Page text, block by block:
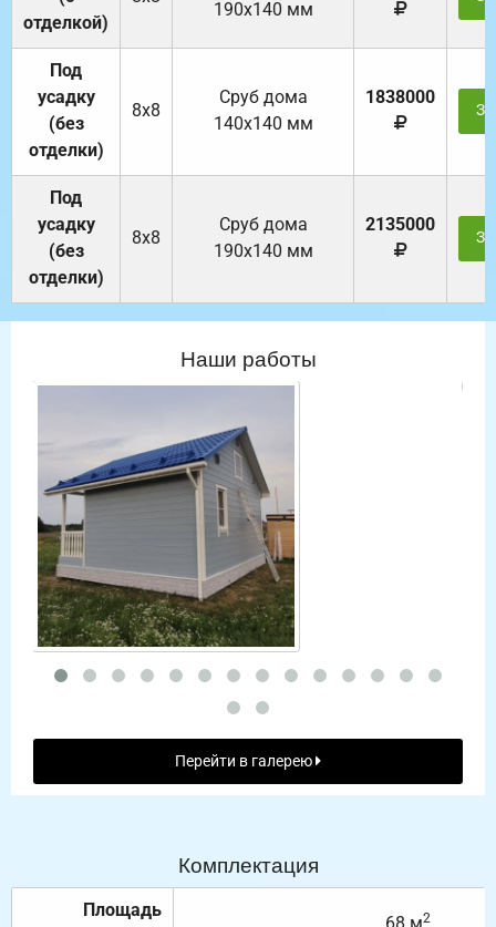
отделкой)
190х140 мм
Под
усадку
(без
отделки)
8х8
Cруб дома
140х140 мм
1838000
Под
усадку
(без
отделки)
8х8
Cруб дома
190х140 мм
2135000
Наши работы
Перейти в галерею
Комплектация
Площадь
2